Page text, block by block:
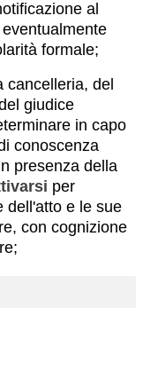
al
formale;
cancelleria, del
giudice
in capo
conoscenza
presenza della
per
dell'atto e le sue
con cognizione